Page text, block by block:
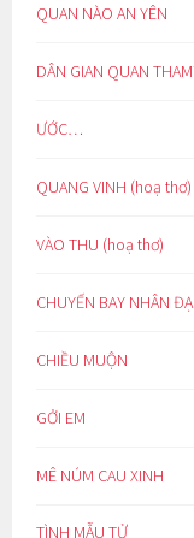
QUAN NÀO AN YÊN
DÂN GIAN QUAN
ƯỚC…
QUANG VINH (hoạ thơ)
VÀO THU (hoạ thơ)
CHUYẾN BAY NHÂN
CHIỀU MUỘN
GỞI EM
MÊ NÚM CAU XINH
TÌNH MẪU TỬ